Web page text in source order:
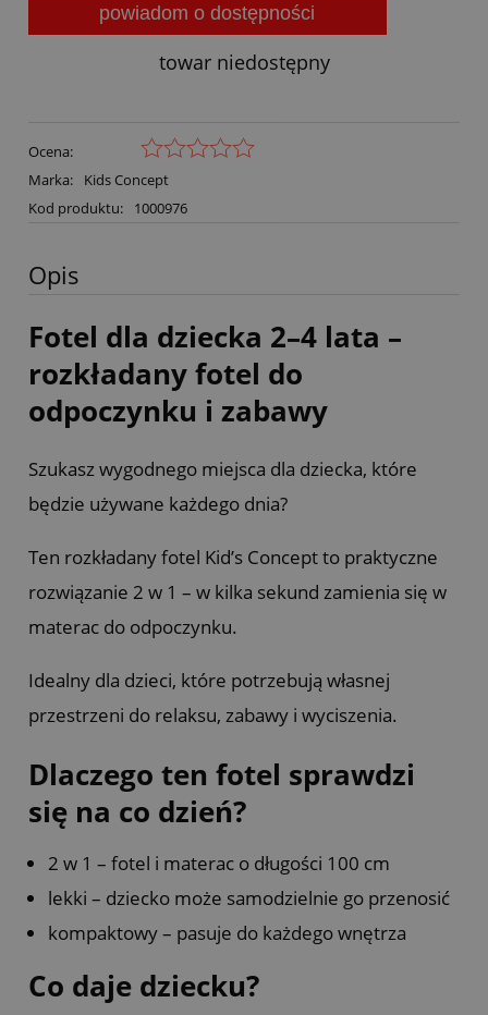
powiadom o dostępności
towar niedostępny
Ocena:
Marka:
Kids Concept
Kod produktu:
1000976
Opis
Fotel dla dziecka 2–4 lata –
rozkładany fotel do
odpoczynku i zabawy
Szukasz wygodnego miejsca dla dziecka, które
będzie używane każdego dnia?
Ten rozkładany fotel Kid’s Concept to praktyczne
rozwiązanie 2 w 1 – w kilka sekund zamienia się w
materac do odpoczynku.
Idealny dla dzieci, które potrzebują własnej
przestrzeni do relaksu, zabawy i wyciszenia.
Dlaczego ten fotel sprawdzi
się na co dzień?
2 w 1 – fotel i materac o długości 100 cm
lekki – dziecko może samodzielnie go przenosić
kompaktowy – pasuje do każdego wnętrza
Co daje dziecku?